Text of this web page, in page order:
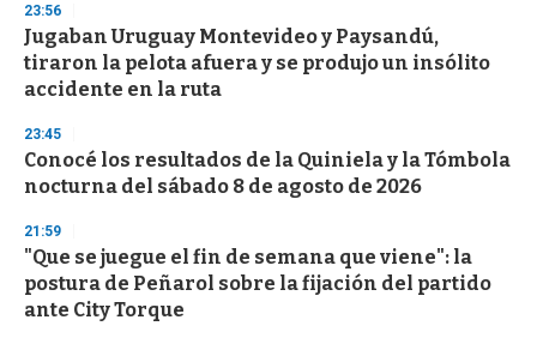
d
s
o
f
3
s
e
c
o
d
s
23:56
Jugaban Uruguay Montevideo y Paysandú,
tiraron la pelota afuera y se produjo un insólito
accidente en la ruta
23:45
Conocé los resultados de la Quiniela y la Tómbola
nocturna del sábado 8 de agosto de 2026
21:59
"Que se juegue el fin de semana que viene": la
postura de Peñarol sobre la fijación del partido
ante City Torque